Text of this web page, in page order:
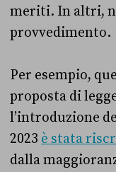
meriti. In altri,
provvedimento.
Per esempio,
proposta di
l’introduzione
2023 è stata
dalla